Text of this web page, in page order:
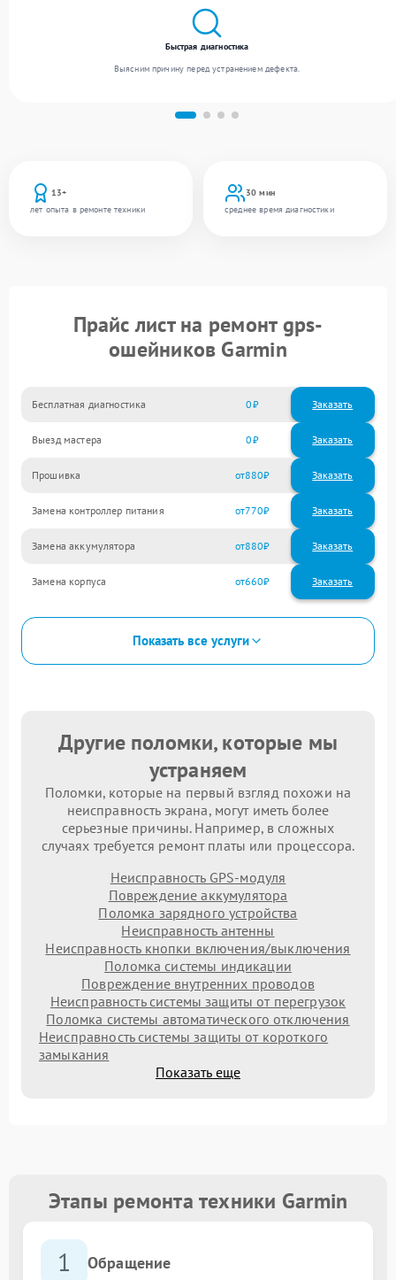
13+
лет опыта в ремонте техники
30 мин
среднее время диагностики
Быстрая диагностика
Выясним причину перед устранением дефекта.
Прайс лист на ремонт gps-
ошейников Garmin
Бесплатная диагностика 0 Заказать
Выезд мастера 0 Заказать
Прошивка 880
Замена контроллер питания 770
Замена аккумулятора 880
Замена корпуса 660
Показать все услуги
Другие поломки, которые мы
устраняем
Поломки, которые на первый взгляд похожи на
неисправность экрана, могут иметь более
серьезные причины. Например, в сложных
случаях требуется ремонт платы или процессора.
Неисправность GPS-модуля
Повреждение аккумулятора
Поломка зарядного устройства
Неисправность антенны
Неисправность кнопки включения/выключения
Поломка системы индикации
Повреждение внутренних проводов
Неисправность системы защиты от перегрузок
Поломка системы автоматического отключения
Неисправность системы защиты от короткого
замыкания
Показать еще
Этапы ремонта техники Garmin
1 Обращение